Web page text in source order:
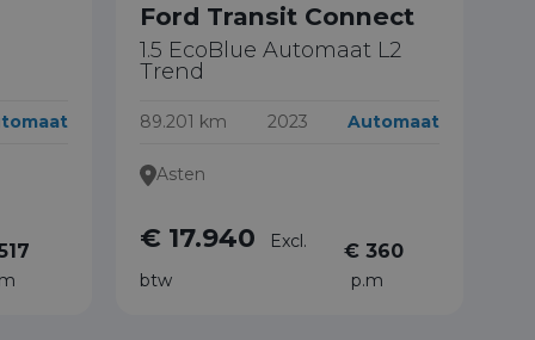
Ford Transit Connect
1.5 EcoBlue Automaat L2
Trend
89.201 km 2023 Automaat
Asten
€ 17.940
Excl.
btw
€ 360
p.m